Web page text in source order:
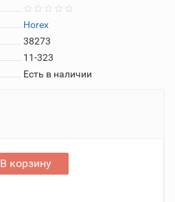
Horex
38273
11-323
Есть в наличии
В корзину